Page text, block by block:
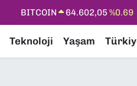
DOLAR 47,6006%0.06
STERLİN
64,2398%0.2
Teknoloji Yaşam